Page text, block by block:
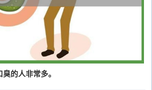
的人非常多。